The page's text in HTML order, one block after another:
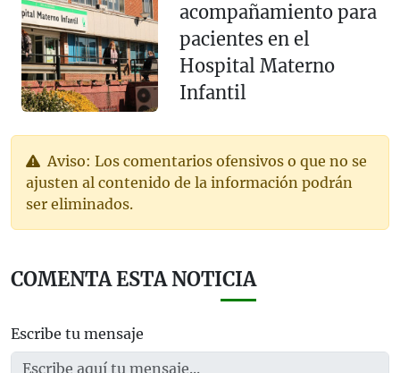
acompañamiento para
pacientes en el
Hospital Materno
Infantil
Aviso: Los comentarios ofensivos o que no se
ajusten al contenido de la información podrán
ser eliminados.
COMENTA ESTA NOTICIA
Escribe tu mensaje